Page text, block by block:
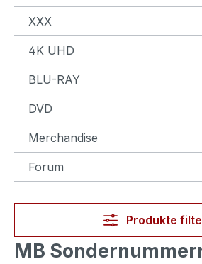
XXX
4K UHD
BLU-RAY
DVD
Merchandise
Forum
Produkte
MB